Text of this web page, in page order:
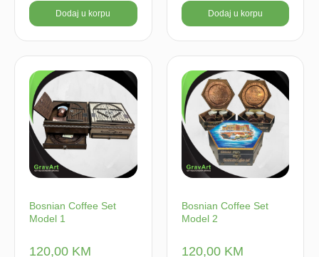
Dodaj u korpu Dodaj u korpu
Bosnian Coffee Set
Model 1
120,00 KM
Bosnian Coffee Set
Model 2
120,00 KM